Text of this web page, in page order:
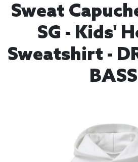
Sweat
SG - Kids'
Sweatshirt -
BASS